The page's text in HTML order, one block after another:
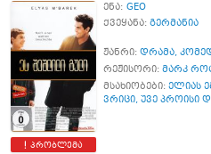
პრობლემა
ენა: GEO
ქვეყანა: გერმანია
ჟანრი: დრამა,
რეჟისორი: მარკ
მსახიობები: ელიას
ვრიცი, უვე პროისი